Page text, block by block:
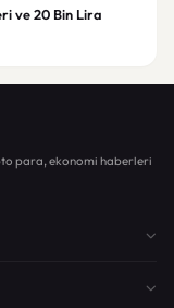
ve 20 Bin Lira
para, ekonomi haberleri